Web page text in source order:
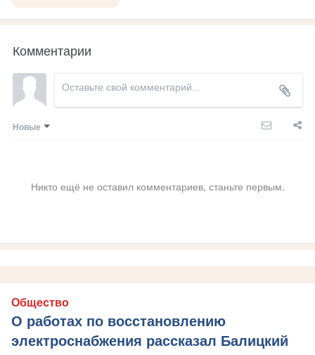
Комментарии
Новые
Никто ещё не оставил комментариев, станьте первым.
Общество
О работах по восстановлению
электроснабжения рассказал Балицкий